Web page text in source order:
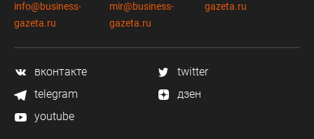
info@business-
gazeta.ru
mir@business-
gazeta.ru
gazeta.ru
вконтакте
twitter
telegram
дзен
youtube